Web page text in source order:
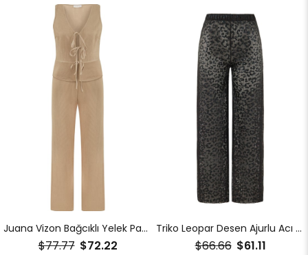
Juana Vizon Bağcıklı Yelek Pantolon Takım
$72.22
$77.77
Triko Leopar Desen Ajurlu Acı Kahve Pantolon
$61.11
$66.66